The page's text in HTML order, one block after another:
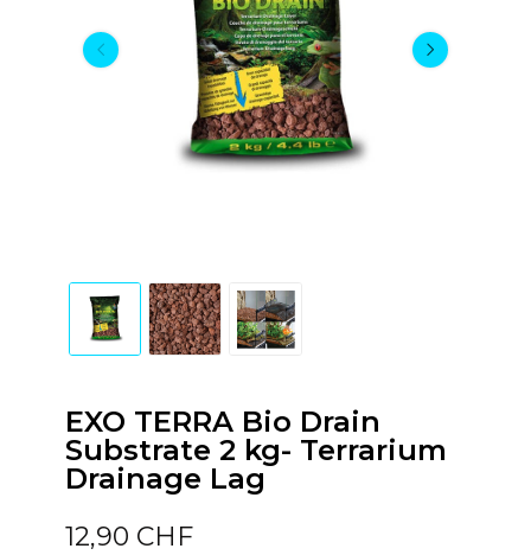
EXO TERRA Bio Drain
Substrate 2 kg- Terrarium
Drainage Lag
12,90 CHF